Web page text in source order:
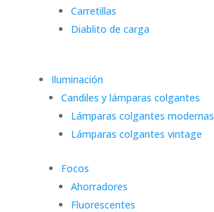
Carretillas
Diablito de carga
Iluminación
Candiles y lámparas colgantes
Lámparas colgantes modernas
Lámparas colgantes vintage
Focos
Ahorradores
Fluorescentes